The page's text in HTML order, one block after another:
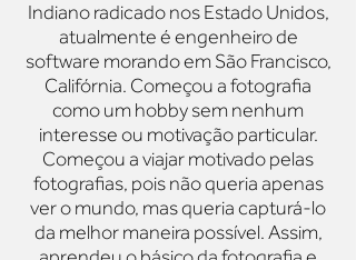
Indiano radicado nos Estado Unidos,
atualmente é engenheiro de
software morando em São Francisco,
Califórnia. Começou a fotografia
como um hobby sem nenhum
interesse ou motivação particular.
Começou a viajar motivado pelas
fotografias, pois não queria apenas
ver o mundo, mas queria capturá-lo
da melhor maneira possível. Assim,